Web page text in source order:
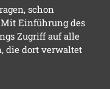
schon
Einführung des
Zugriff auf alle
die dort verwaltet